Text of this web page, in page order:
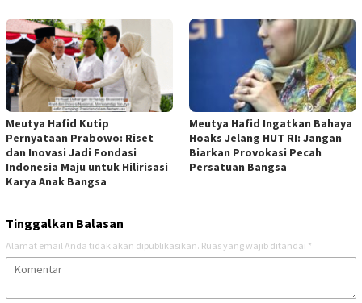
Meutya Hafid Kutip
Pernyataan Prabowo: Riset
dan Inovasi Jadi Fondasi
Indonesia Maju untuk Hilirisasi
Karya Anak Bangsa
Meutya Hafid Ingatkan Bahaya
Hoaks Jelang HUT RI: Jangan
Biarkan Provokasi Pecah
Persatuan Bangsa
Tinggalkan Balasan
Alamat email Anda tidak akan dipublikasikan. Ruas yang wajib ditandai *